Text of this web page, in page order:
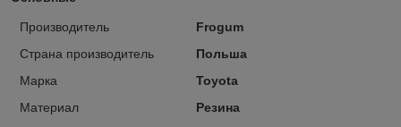
Производитель
Frogum
Страна производитель
Польша
Марка
Toyota
Материал
Резина